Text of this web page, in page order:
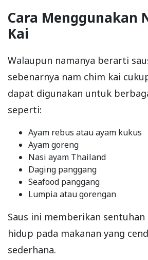
Cara Menggunakan
Kai
Walaupun namanya berarti
sebenarnya nam chim kai
dapat digunakan untuk
seperti:
Ayam rebus atau ayam kukus
Ayam goreng
Nasi ayam Thailand
Daging panggang
Seafood panggang
Lumpia atau gorengan
Saus ini memberikan
hidup pada makanan yang
sederhana.